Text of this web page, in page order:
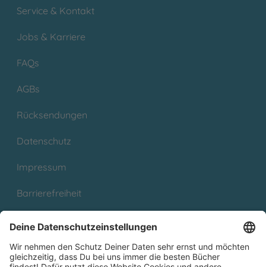
Service & Kontakt
Jobs & Karriere
FAQs
AGBs
Rücksendungen
Datenschutz
Impressum
Barrierefreiheit
Partnerprogramm (Affiliate)